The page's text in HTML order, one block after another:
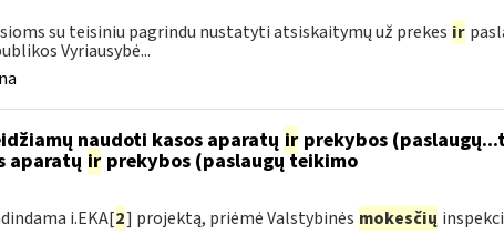
su teisiniu pagrindu nustatyti atsiskaitymų už prekes ir
Vyriausybė...
naudoti kasos aparatų irprekybos
aparatų irprekybos (paslaugų teikimo
i.EKA[2] projektą, priėmė Valstybinės mokesčių inspekci